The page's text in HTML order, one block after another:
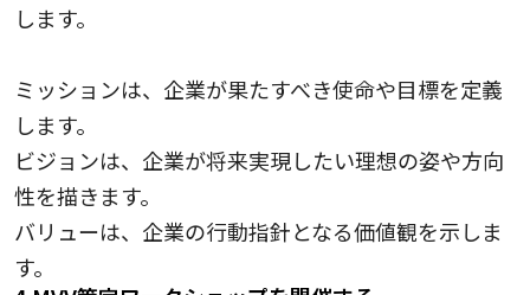
します。
ミッションは、企業が果たすべき使命や目標を定義
します。
ビジョンは、企業が将来実現したい理想の姿や方向
性を描きます。
バリューは、企業の行動指針となる価値観を示しま
す。